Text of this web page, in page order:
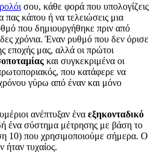
ρολόι σου, κάθε φορά που υπολογίζεις
πας κάπου ή να τελειώσεις μια
που δημιουργήθηκε πριν από
χρόνια. Έναν ρυθμό που δεν όρισε
εποχής μας, αλλά οι πρώτοι
και συγκεκριμένα οι
που κατάφερε να
γύρω από έναν και μόνο
ανέπτυξαν ένα εξηκονταδικό
ένα σύστημα μέτρησης με βάση το
10) που χρησιμοποιούμε σήμερα. Ο
ήταν τυχαίος.